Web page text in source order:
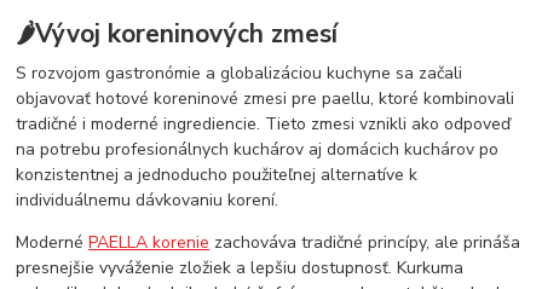
🌶️Vývoj koreninových zmesí
S rozvojom gastronómie a globalizáciou kuchyne sa začali
objavovať hotové koreninové zmesi pre paellu, ktoré kombinovali
tradičné i moderné ingrediencie. Tieto zmesi vznikli ako odpoveď
na potrebu profesionálnych kuchárov aj domácich kuchárov po
konzistentnej a jednoducho použiteľnej alternatíve k
individuálnemu dávkovaniu korení.
ModernéPAELLA korenie zachováva tradičné princípy, ale prináša
presnejšie vyváženie zložiek a lepšiu dostupnosť. Kurkuma